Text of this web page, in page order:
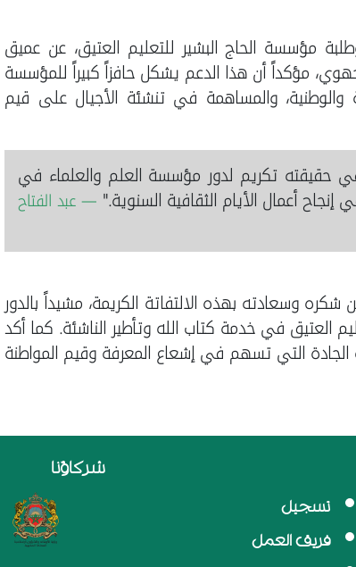
مؤسسة الحاج البشير للتعليم العتيق، عن عميق
مؤكداً أن هذا الدعم يشكل حافزاً كبيراً للمؤسسة
والوطنية، والمساهمة في تنشئة الأجيال على قيم
حقيقته تكريم لدور مؤسسة العلم والعلماء في
أعمال الأيام الثقافية السنوية." — عبد الفتاح
وسعادته بهذه الالتفاتة الكريمة، مشيداً بالدور
العتيق في خدمة كتاب الله وتأطير الناشئة. كما أكد
الجادة التي تسهم في إشعاع المعرفة وقيم المواطنة
تسجيل
فريق العمل
شركاؤنا